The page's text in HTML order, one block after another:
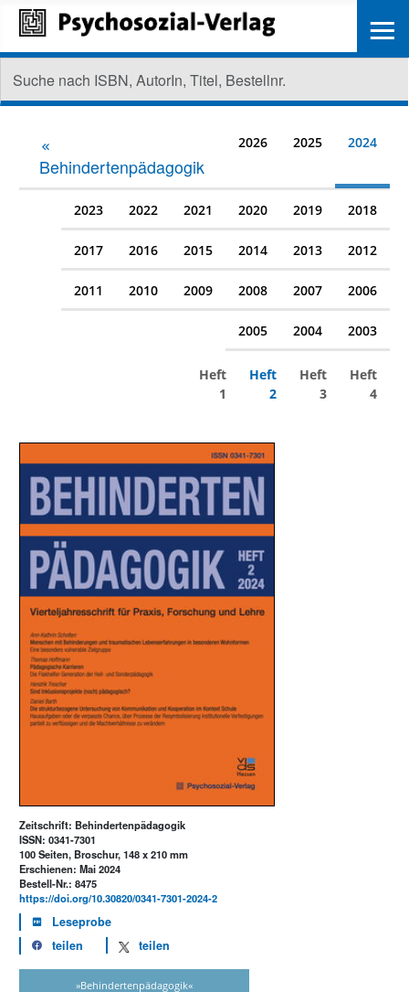
Behindertenpädagogik
2026 2025 2024
2023 2022 2021 2020 2019 2018
2017 2016 2015 2014 2013 2012
2011 2010 2009 2008 2007 2006
2005 2004 2003
Heft
1
Heft
2
Heft
3
Heft
4
Zeitschrift: Behindertenpädagogik
ISSN: 0341-7301
100 Seiten, Broschur, 148 x 210 mm
Erschienen: Mai 2024
Bestell-Nr.: 8475
https://doi.org/10.30820/0341-7301-2024-2
Leseprobe
teilen
teilen
»Behindertenpädagogik«
≡